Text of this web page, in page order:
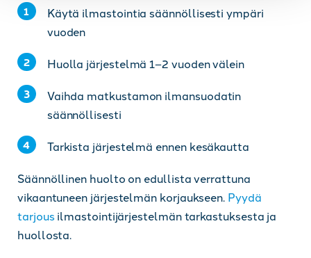
Käytä ilmastointia säännöllisesti ympäri
vuoden
Huolla järjestelmä 1–2 vuoden välein
Vaihda matkustamon ilmansuodatin
säännöllisesti
Tarkista järjestelmä ennen kesäkautta
Säännöllinen huolto on edullista verrattuna
vikaantuneen järjestelmän korjaukseen. Pyydä
tarjous ilmastointijärjestelmän tarkastuksesta ja
huollosta.